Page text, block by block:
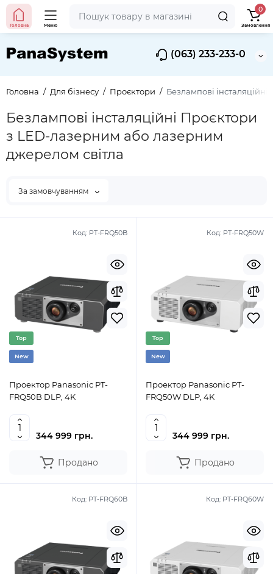
(063) 233-233-0
Головна Меню
0
Замовлення
Головна Для бізнесу Проєктори Безлампові
Безлампові інсталяційні Проєктори
з LED-лазерним або лазерним
джерелом світла
За замовчуванням
Код: PT-FRQ50B
Top
New
Проектор Panasonic PT-
FRQ50B DLP, 4K
344 999 грн.
Продано
Код: PT-FRQ50W
Top
New
Проектор Panasonic PT-
FRQ50W DLP, 4K
344 999 грн.
Продано
Код: PT-FRQ60B Код: PT-FRQ60W